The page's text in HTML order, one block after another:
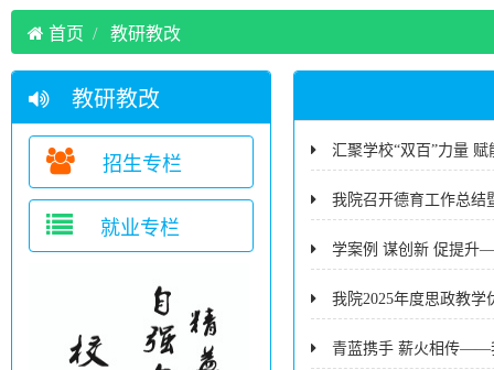
首页 教研教改
教研教改
招生专栏
就业专栏
汇聚学校“双百”力量
我院召开德育工作总结
学案例 谋创新 促提升
我院2025年度思政教
青蓝携手 薪火相传——